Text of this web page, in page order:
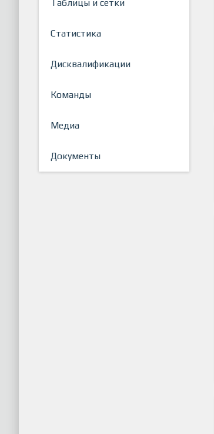
Таблицы и сетки
Статистика
Дисквалификации
Команды
Медиа
Документы